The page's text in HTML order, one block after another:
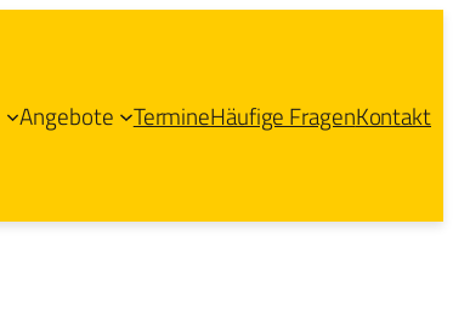
Angebote TermineHäufige FragenKontakt